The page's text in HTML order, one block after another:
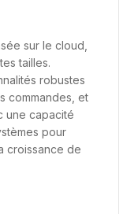
se
leur
chiffre
permettent de
les
un retour sur
la productivité
sur le cloud,
tailles.
robustes
commandes, et
une capacité
pour
croissance de